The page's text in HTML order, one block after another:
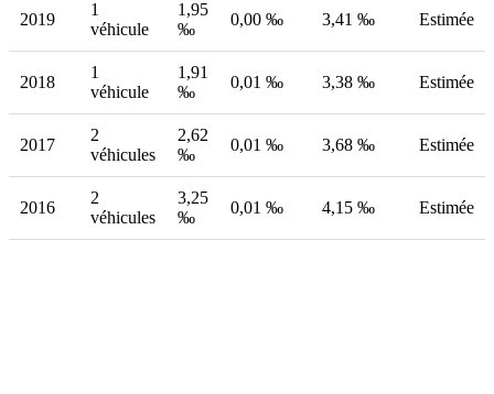
2019
1
véhicule
1,95
‰
0,00 ‰ 3,41 ‰ Estimée
2018
1
véhicule
1,91
‰
0,01 ‰ 3,38 ‰ Estimée
2017
2
véhicules
2,62
‰
0,01 ‰ 3,68 ‰ Estimée
2016
2
véhicules
3,25
‰
0,01 ‰ 4,15 ‰ Estimée